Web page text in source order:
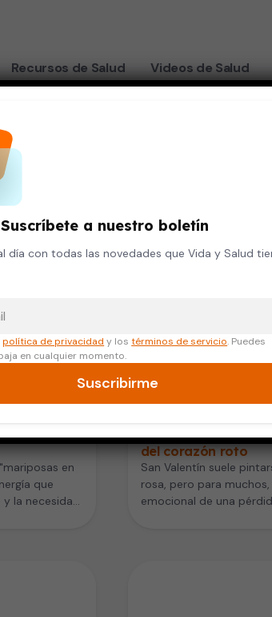
Recursos de Salud Videos de Salud
«cóctel»
en
que
la necesidad
Corazón
desamor? La
del corazón roto
San Valentín suele
rosa, pero para muchos,
emocional de una
Suscríbete a nuestro boletín
día con todas las novedades que Vida y Salud
política de privacidad y lostérminos de servicio. Puedes
en cualquier momento.
Suscribirme